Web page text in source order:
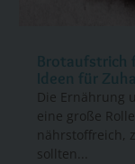
Brotaufstrich
Ideen für
Die Ernährung
eine große
nährstoffreich,
sollten...